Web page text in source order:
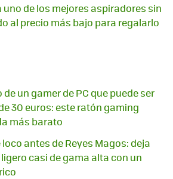
de los mejores aspiradores sin
al precio más bajo para regalarlo
un gamer de PC que puede ser
30 euros: este ratón gaming
más barato
antes de Reyes Magos: deja
casi de gama alta con un